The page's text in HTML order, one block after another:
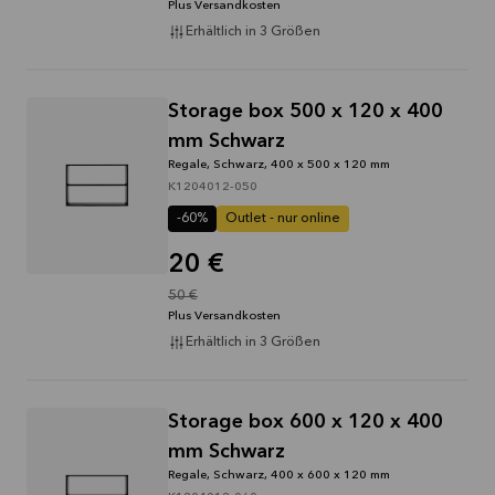
Plus Versandkosten
Erhältlich in 3 Größen
Storage box 500 x 120 x 400
mm Schwarz
Regale, Schwarz, 400 x 500 x 120 mm
K1204012-050
-60% Outlet - nur online
20 €
50 €
Plus Versandkosten
Erhältlich in 3 Größen
Storage box 600 x 120 x 400
mm Schwarz
Regale, Schwarz, 400 x 600 x 120 mm